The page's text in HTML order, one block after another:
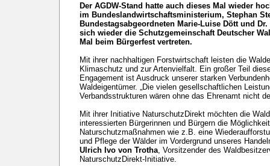
Der AGDW-Stand hatte auch dieses Mal wieder
im Bundeslandwirtschaftsministerium, Stephan
Bundestagsabgeordneten Marie-Luise Dött und
sich wieder die Schutzgemeinschaft Deutscher
Mal beim Bürgerfest vertreten.
Mit ihrer nachhaltigen Forstwirtschaft leisten die
Klimaschutz und zur Artenvielfalt. Ein großer Teil
Engagement ist Ausdruck unserer starken
Waldeigentümer. „Die vielen gesellschaftlichen
Verbandsstrukturen wären ohne das Ehrenamt nicht
Mit ihrer Initiative NaturschutzDirekt möchten die
interessierten Bürgerinnen und Bürgern die
Naturschutzmaßnahmen wie z.B. eine
und Pflege der Wälder im Vordergrund unseres
Ulrich Ivo von Trotha , Vorsitzender des
NaturschutzDirekt-Initiative.